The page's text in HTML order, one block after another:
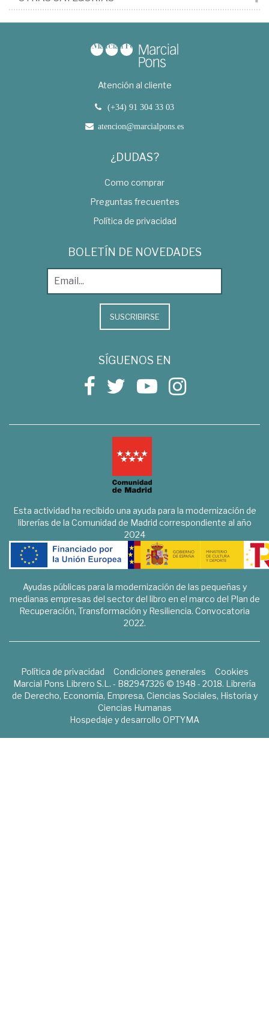
Atención al cliente
(+34) 91 304 33 03
atencion@marcialpons.es
¿DUDAS?
Como comprar
Preguntas frecuentes
Política de privacidad
BOLETÍN DE NOVEDADES
SUSCRIBIRSE
SÍGUENOS EN
Esta actividad ha recibido una ayuda para la modernización de
librerías de la Comunidad de Madrid correspondiente al año
2024
Ayudas públicas para la modernización de las pequeñas y
medianas empresas del sector del libro en el marco del Plan de
Recuperación, Transformación y Resiliencia. Convocatoria
2022.
Política de privacidad Condiciones generales
Cookies
Marcial Pons Librero S.L. - B82947326 © 1948 - 2018. Librería
de Derecho, Economía, Empresa, Ciencias Sociales, Historia y
Ciencias Humanas
Hospedaje y desarrollo OPTYMA